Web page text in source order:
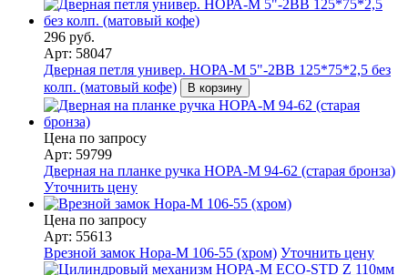
296 руб.
Арт: 58047
Дверная петля универ. НОРА-М 5"-2ВВ 125*75*2,5 без
колп. (матовый кофе)
В корзину
Цена по запросу
Арт: 59799
Дверная на планке ручка НОРА-М 94-62 (старая бронза)
Уточнить цену
Цена по запросу
Арт: 55613
Врезной замок Нора-М 106-55 (хром) Уточнить цену